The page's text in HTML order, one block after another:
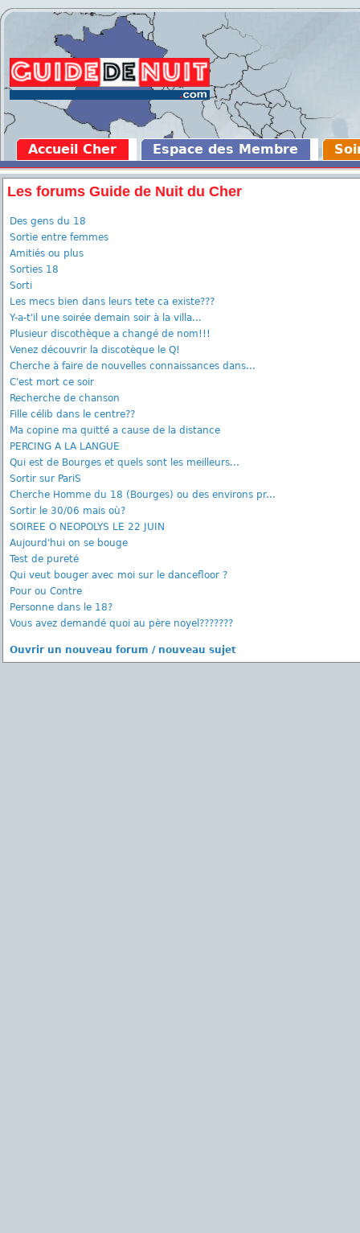
Accueil Cher Espace des Membre
Les forums Guide de Nuit du Cher
Des gens du 18
Sortie entre femmes
Amitiés ou plus
Sorties 18
Sorti
Les mecs bien dans leurs tete ca existe???
Y-a-t'il une soirée demain soir à la villa...
Plusieur discothèque a changé de nom!!!
Venez découvrir la discotèque le Q!
Cherche à faire de nouvelles connaissances dans...
C'est mort ce soir
Recherche de chanson
Fille célib dans le centre??
Ma copine ma quitté a cause de la distance
PERCING A LA LANGUE
Qui est de Bourges et quels sont les meilleurs...
Sortir sur PariS
Cherche Homme du 18 (Bourges) ou des environs pr...
Sortir le 30/06 mais où?
SOIREE O NEOPOLYS LE 22 JUIN
Aujourd'hui on se bouge
Test de pureté
Qui veut bouger avec moi sur le dancefloor ?
Pour ou Contre
Personne dans le 18?
Vous avez demandé quoi au père noyel???????
Ouvrir un nouveau forum / nouveau sujet